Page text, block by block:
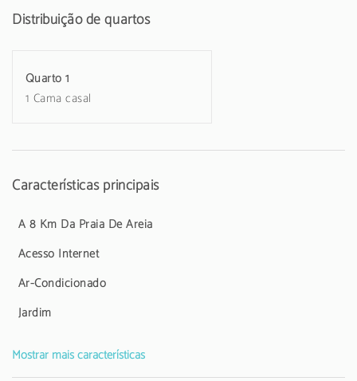
autocarros "Eva", 350 m da estação de comboios "Faro", 6 km do
"AquaShow", 44 km do parque de diversões "Zoomarine".
Dispõe de internet (wifi), Netflix, secador de cabelo, ar-condicionado,
utensílios/cozinha, cafeteira, torradeira e jarro eléctrico.
Distribuição de quartos
Quarto 1
1 Cama casal
Características principais
A 8 Km Da Praia De Areia
Acesso Internet
Ar-Condicionado
Jardim
Mostrar mais características